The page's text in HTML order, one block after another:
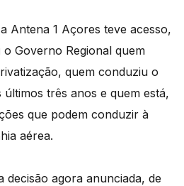
Antena 1 Açores teve acesso,
Governo Regional quem
quem conduziu o
três anos e quem está,
que podem conduzir à
aérea.
decisão agora anunciada, de